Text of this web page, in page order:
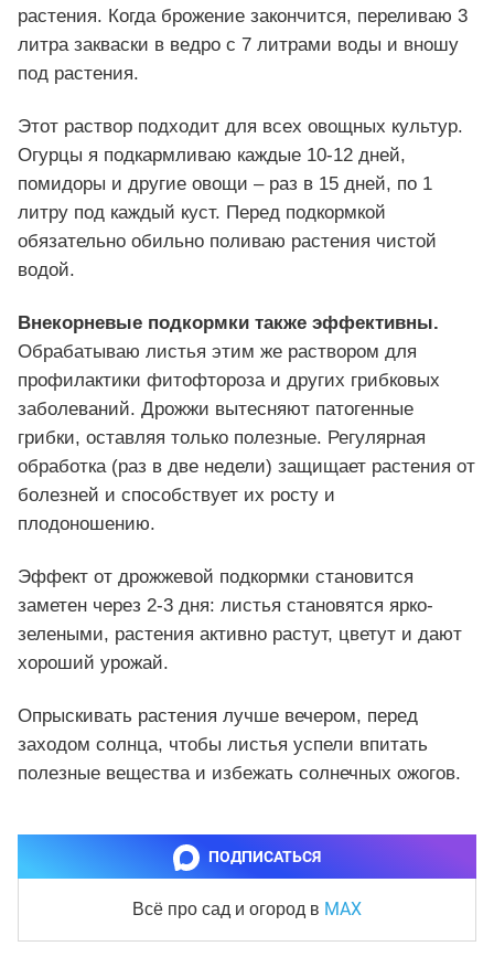
растения. Когда брожение закончится, переливаю 3
литра закваски в ведро с 7 литрами воды и вношу
под растения.
Этот раствор подходит для всех овощных культур.
Огурцы я подкармливаю каждые 10-12 дней,
помидоры и другие овощи – раз в 15 дней, по 1
литру под каждый куст. Перед подкормкой
обязательно обильно поливаю растения чистой
водой.
Внекорневые подкормки также эффективны.
Обрабатываю листья этим же раствором для
профилактики фитофтороза и других грибковых
заболеваний. Дрожжи вытесняют патогенные
грибки, оставляя только полезные. Регулярная
обработка (раз в две недели) защищает растения от
болезней и способствует их росту и
плодоношению.
Эффект от дрожжевой подкормки становится
заметен через 2-3 дня: листья становятся ярко-
зелеными, растения активно растут, цветут и дают
хороший урожай.
Опрыскивать растения лучше вечером, перед
заходом солнца, чтобы листья успели впитать
полезные вещества и избежать солнечных ожогов.
ПОДПИСАТЬСЯ
Всё про сад и огород в MAX